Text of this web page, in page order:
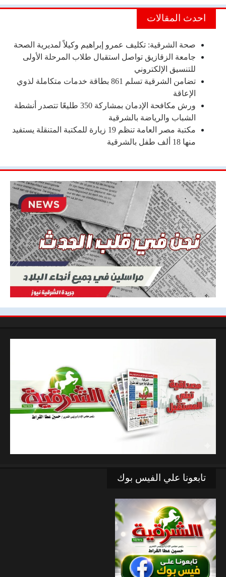
احدث المقالات
صحة الشرقية: تكليف عمرو إبراهيم وكيلاً لمديرية الصحة
جامعة الزقازيق تواصل استقبال طلاب المرحلة الأولى
للتنسيق الإلكتروني
تضامن الشرقية تسلم 861 بطاقة خدمات متكاملة لذوي
الإعاقة
ورش مكافحة الإدمان بمشاركة 350 طليعًا تتصدر أنشطة
الشباب والرياضة بالشرقية
مكتبة مصر العامة تنظم 19 زيارة للمكتبة المتنقلة يستفيد
منها 18 ألف طفل بالشرقية
تابعونا علي الفيس بوك